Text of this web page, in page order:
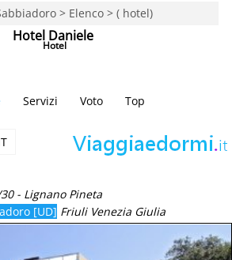
> Elenco > ( hotel)
Hotel Daniele
Hotel
Servizi Voto Top
- Lignano Pineta
[UD] Friuli Venezia Giulia